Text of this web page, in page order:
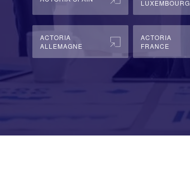
LUXEMBOURG
ACTORIA
ALLEMAGNE
ACTORIA
FRANCE